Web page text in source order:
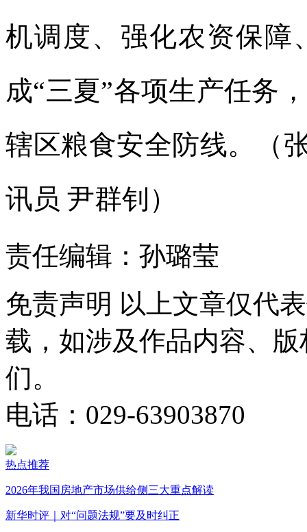
机调度、强化农资保障
成“三夏”各项生产任务
辖区粮食安全防线。（
讯员 尹群钊）
责任编辑：孙璐莹
免责声明 以上文章仅代
载，如涉及作品内容、
们。
电话：029-63903870
热点推荐
2026年我国房地产市场供给侧三大重点解读
新华时评｜对“问题法规”要及时纠正